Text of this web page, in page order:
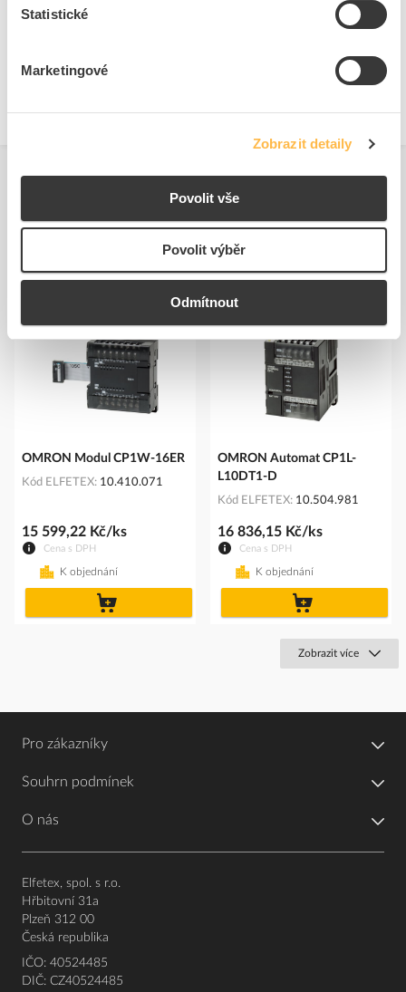
Statistické
Marketingové
Zobrazit detaily
Povolit vše
Povolit výběr
Odmítnout
Technické dokumenty
Podobné produkty
OMRON Modul CP1W-16ER
Kód ELFETEX 10.410.071
Cena s DPH
15 599,22 Kč/ks
K objednání
OMRON Automat CP1L-
L10DT1-D
Kód ELFETEX 10.504.981
Cena s DPH
16 836,15 Kč/ks
K objednání
Zobrazit více
Pro zákazníky
Souhrn podmínek
O nás
Elfetex, spol. s r.o.
Hřbitovní 31a
Plzeň 312 00
Česká republika
IČO: 40524485
DIČ: CZ40524485